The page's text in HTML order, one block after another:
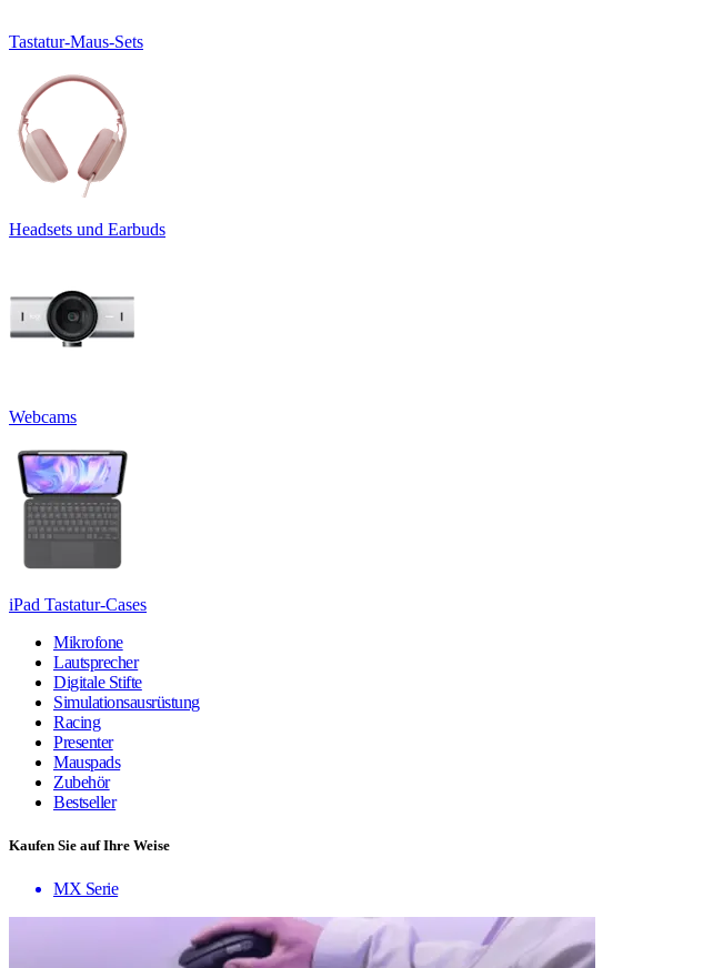
Tastatur-Maus-Sets
Headsets und Earbuds
Webcams
iPad Tastatur-Cases
Mikrofone
Lautsprecher
Digitale Stifte
Simulationsausrüstung
Racing
Presenter
Mauspads
Zubehör
Bestseller
Kaufen Sie auf Ihre Weise
MX Serie